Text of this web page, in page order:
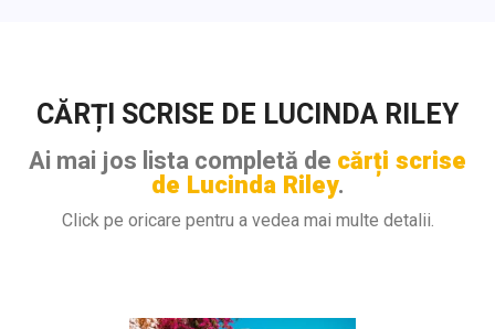
CĂRȚI SCRISE DE LUCINDA RILEY
Ai mai jos lista completă de cărți scrise
de Lucinda Riley.
Click pe oricare pentru a vedea mai multe detalii.